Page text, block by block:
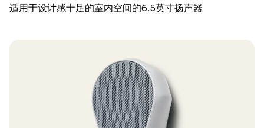
适用于设计感十足的室内空间的6.5英寸扬声器